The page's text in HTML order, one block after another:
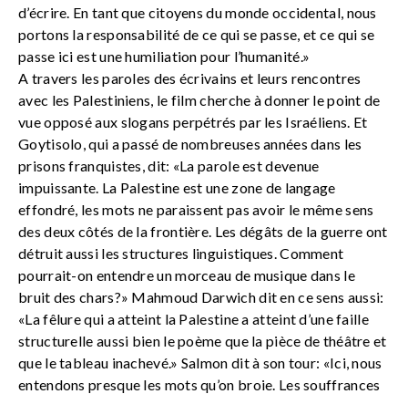
d’écrire. En tant que citoyens du monde occidental, nous
portons la responsabilité de ce qui se passe, et ce qui se
passe ici est une humiliation pour l’humanité.»
A travers les paroles des écrivains et leurs rencontres
avec les Palestiniens, le film cherche à donner le point de
vue opposé aux slogans perpétrés par les Israéliens. Et
Goytisolo, qui a passé de nombreuses années dans les
prisons franquistes, dit: «La parole est devenue
impuissante. La Palestine est une zone de langage
effondré, les mots ne paraissent pas avoir le même sens
des deux côtés de la frontière. Les dégâts de la guerre ont
détruit aussi les structures linguistiques. Comment
pourrait-on entendre un morceau de musique dans le
bruit des chars?» Mahmoud Darwich dit en ce sens aussi:
«La fêlure qui a atteint la Palestine a atteint d’une faille
structurelle aussi bien le poème que la pièce de théâtre et
que le tableau inachevé.» Salmon dit à son tour: «Ici, nous
entendons presque les mots qu’on broie. Les souffrances